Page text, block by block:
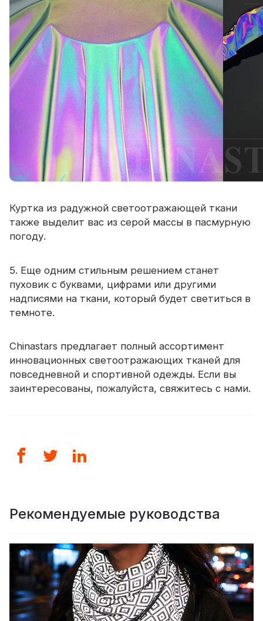
Куртка из радужной светоотражающей ткани
также выделит вас из серой массы в пасмурную
погоду.
5. Еще одним стильным решением станет
пуховик с буквами, цифрами или другими
надписями на ткани, который будет светиться в
темноте.
Chinastars предлагает полный ассортимент
инновационных светоотражающих тканей для
повседневной и спортивной одежды. Если вы
заинтересованы, пожалуйста, свяжитесь с нами.
Рекомендуемые руководства